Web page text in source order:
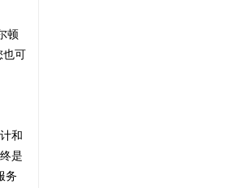
顿
也可
和
是
务